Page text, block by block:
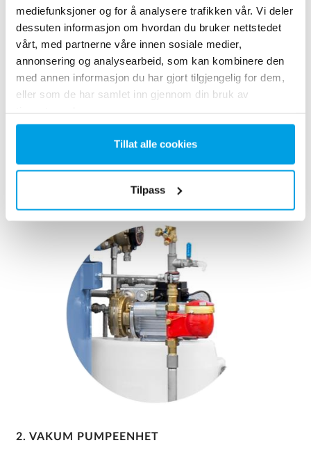
mediefunksjoner og for å analysere trafikken vår. Vi deler
dessuten informasjon om hvordan du bruker nettstedet
vårt, med partnerne våre innen sosiale medier,
annonsering og analysearbeid, som kan kombinere den
med annen informasjon du har gjort tilgjengelig for dem,
eller som de har samlet inn gjennom din bruk av
Tillat alle cookies
Tilpass
Avluftningstanken er av galvanisert eller rustfritt
stål. Innvendig er tanken utstyrt med en mellombunn, under
er installert på toppen av mellombunnen. Anlegget er utstyrt
med brytere for nivåregulering og leveres med brakett for
2. VAKUM PUMPEENHET